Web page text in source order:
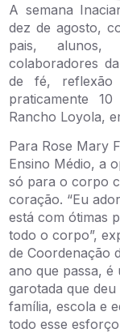
A semana
dez de agosto,
pais, alunos,
colaboradores
de fé, reflexão
praticamente
Rancho Loyola,
Para Rose Mary
Ensino Médio, a
só para o corpo
coração. “Eu
está com ótimas
todo o corpo”,
de Coordenação
ano que passa, é
garotada que
família, escola e
todo esse